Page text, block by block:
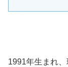
1991年生まれ